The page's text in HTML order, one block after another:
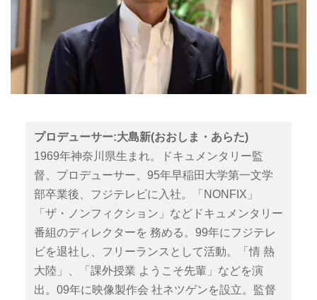
プロデューサー:大島新(おおしま・あらた)
1969年神奈川県生まれ。ドキュメンタリー監
督、プロデューサー、95年早稲田大学第一文学
部卒業後、フジテレビに入社。「NONFIX」
「ザ・ノンフィクション」などドキュメンタリー
番組のディレクターを 務める。99年にフジテレ
ビを退社し、フリーランスとして活動。「情 熱
大陸」、「課外授業 ようこそ先輩」などを演
出。09年に映像製作会 社ネツゲンを設立。監督